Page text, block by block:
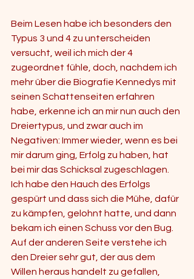
Beim Lesen habe ich besonders den
Typus 3 und 4 zu unterscheiden
versucht, weil ich mich der 4
zugeordnet fühle, doch, nachdem ich
mehr über die Biografie Kennedys mit
seinen Schattenseiten erfahren
habe, erkenne ich an mir nun auch den
Dreiertypus, und zwar auch im
Negativen: Immer wieder, wenn es bei
mir darum ging, Erfolg zu haben, hat
bei mir das Schicksal zugeschlagen.
Ich habe den Hauch des Erfolgs
gespürt und dass sich die Mühe, dafür
zu kämpfen, gelohnt hatte, und dann
bekam ich einen Schuss vor den Bug.
Auf der anderen Seite verstehe ich
den Dreier sehr gut, der aus dem
Willen heraus handelt zu gefallen,